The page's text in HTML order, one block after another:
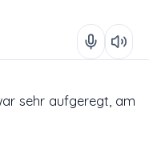
sehr aufgeregt, am